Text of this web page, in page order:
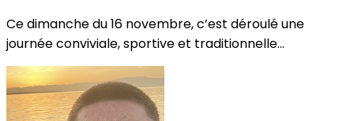
Ce dimanche du 16 novembre, c’est déroulé une
journée conviviale, sportive et traditionnelle...